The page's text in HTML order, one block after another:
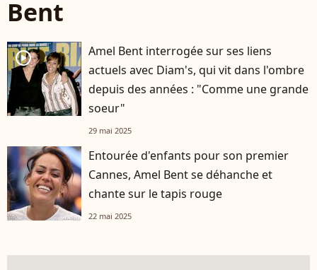
Bent
player2
Amel Bent interrogée sur ses liens
actuels avec Diam's, qui vit dans l'ombre
depuis des années : "Comme une grande
soeur"
29 mai 2025
Entourée d'enfants pour son premier
Cannes, Amel Bent se déhanche et
chante sur le tapis rouge
22 mai 2025